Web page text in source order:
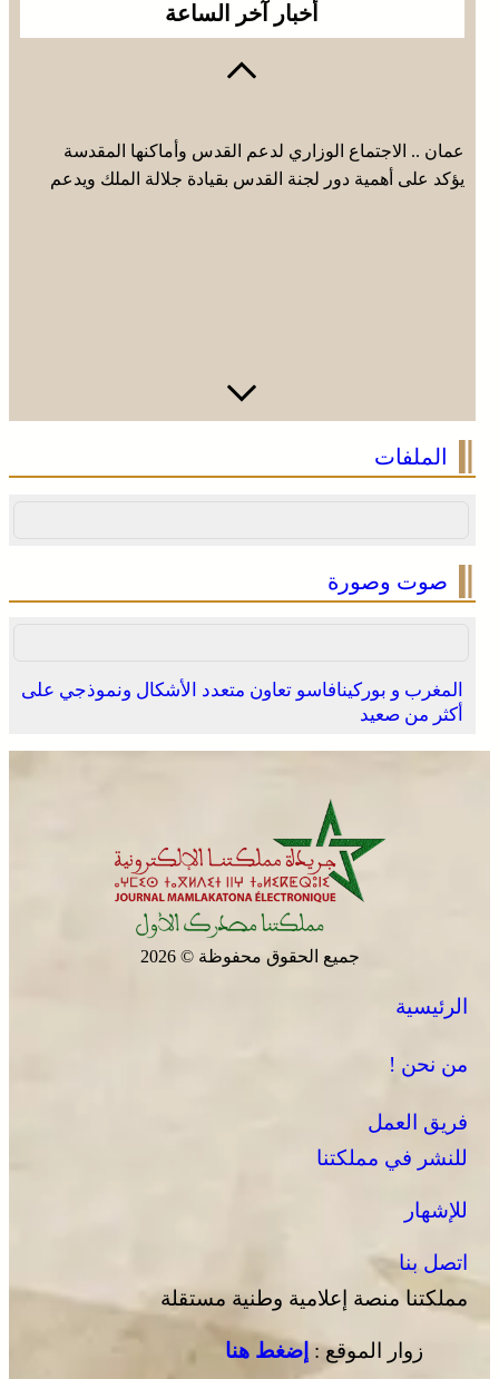
أخبار آخر الساعة
عمان .. الاجتماع الوزاري لدعم القدس وأماكنها المقدسة
يؤكد على أهمية دور لجنة القدس بقيادة جلالة الملك ويدعم
الملفات
صوت وصورة
المغرب و بوركينافاسو تعاون متعدد الأشكال ونموذجي على
أكثر من صعيد
جميع الحقوق محفوظة © 2026
الرئيسية
من نحن !
فريق العمل
للنشر في مملكتنا
للإشهار
اتصل بنا
مملكتنا منصة إعلامية وطنية مستقلة
زوار الموقع : إضغط هنا